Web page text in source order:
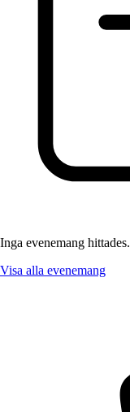
Inga evenemang hittades.
Visa alla evenemang